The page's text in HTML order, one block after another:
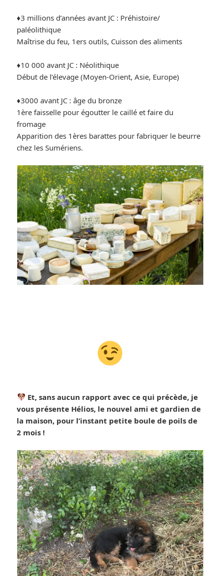
♦️3 millions d’années avant JC : Préhistoire/
paléolithique
Maîtrise du feu, 1ers outils, Cuisson des aliments
♦️10 000 avant JC : Néolithique
Début de l’élevage (Moyen-Orient, Asie, Europe)
♦️3000 avant JC : âge du bronze
1ère faisselle pour égoutter le caillé et faire du
fromage
Apparition des 1ères barattes pour fabriquer le beurre
chez les Sumériens.
Et, sans aucun rapport avec ce qui précède, je
vous présente Hélios, le nouvel ami et gardien de
la maison, pour l’instant petite boule de poils de
2 mois !